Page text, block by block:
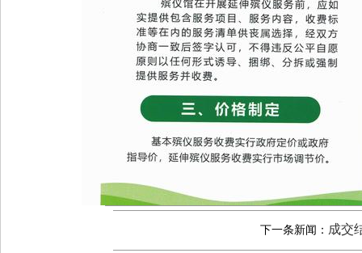
下一条新闻： 成交